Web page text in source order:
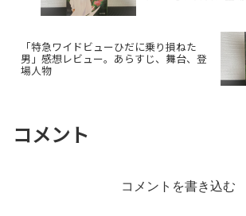
「特急ワイドビューひだに乗り損ねた
男」感想レビュー。あらすじ、舞台、登
場人物
コメント
コメントを書き込む